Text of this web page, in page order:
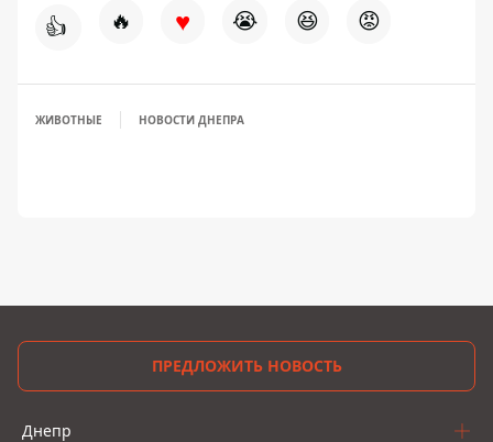
👍 🔥 ♥ 😭 😆 😡
ЖИВОТНЫЕ НОВОСТИ ДНЕПРА
ПРЕДЛОЖИТЬ НОВОСТЬ
Днепр